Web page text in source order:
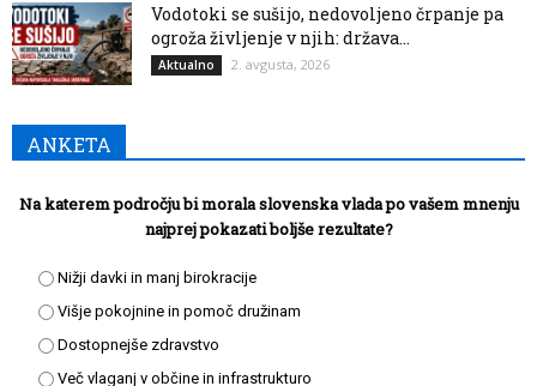
Vodotoki se sušijo, nedovoljeno črpanje pa
ogroža življenje v njih: država...
Aktualno 2. avgusta, 2026
ANKETA
Na katerem področju bi morala slovenska vlada po vašem mnenju
najprej pokazati boljše rezultate?
Nižji davki in manj birokracije
Višje pokojnine in pomoč družinam
Dostopnejše zdravstvo
Več vlaganj v občine in infrastrukturo